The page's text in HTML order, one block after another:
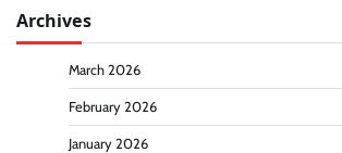
Archives
March 2026
February 2026
January 2026